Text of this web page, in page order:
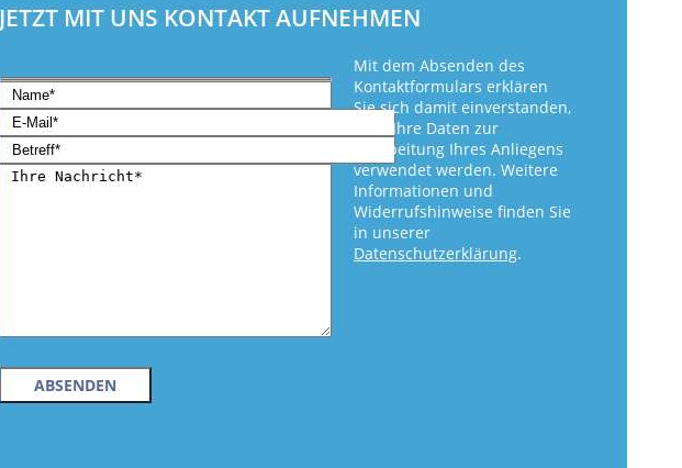
JETZT MIT UNS KONTAKT AUFNEHMEN
Bitte lasse dieses Feld leer.
Mit dem Absenden des
Kontaktformulars erklären
Sie sich damit einverstanden,
dass Ihre Daten zur
Bearbeitung Ihres Anliegens
verwendet werden. Weitere
Informationen und
Widerrufshinweise finden Sie
in unserer
Datenschutzerklärung.